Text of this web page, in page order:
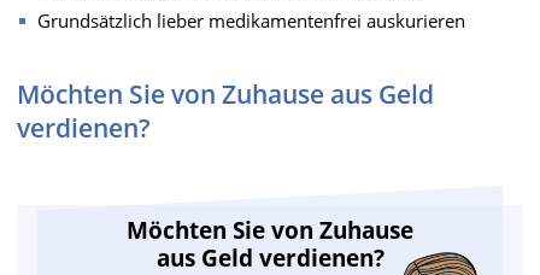
Grundsätzlich lieber medikamentenfrei auskurieren
Möchten Sie von Zuhause aus Geld
verdienen?
Möchten Sie von Zuhause
aus Geld verdienen?